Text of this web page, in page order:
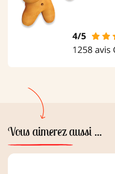
Vous aimerez aussi ...